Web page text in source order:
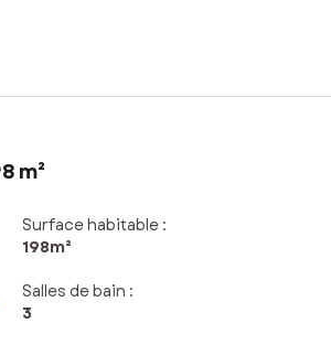
m²
Surface habitable :
198m²
Salles de bain :
3